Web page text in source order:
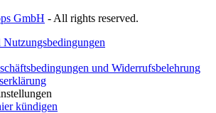
GmbH - All rights reserved.
Nutzungsbedingungen
und Widerrufsbelehrung
kündigen